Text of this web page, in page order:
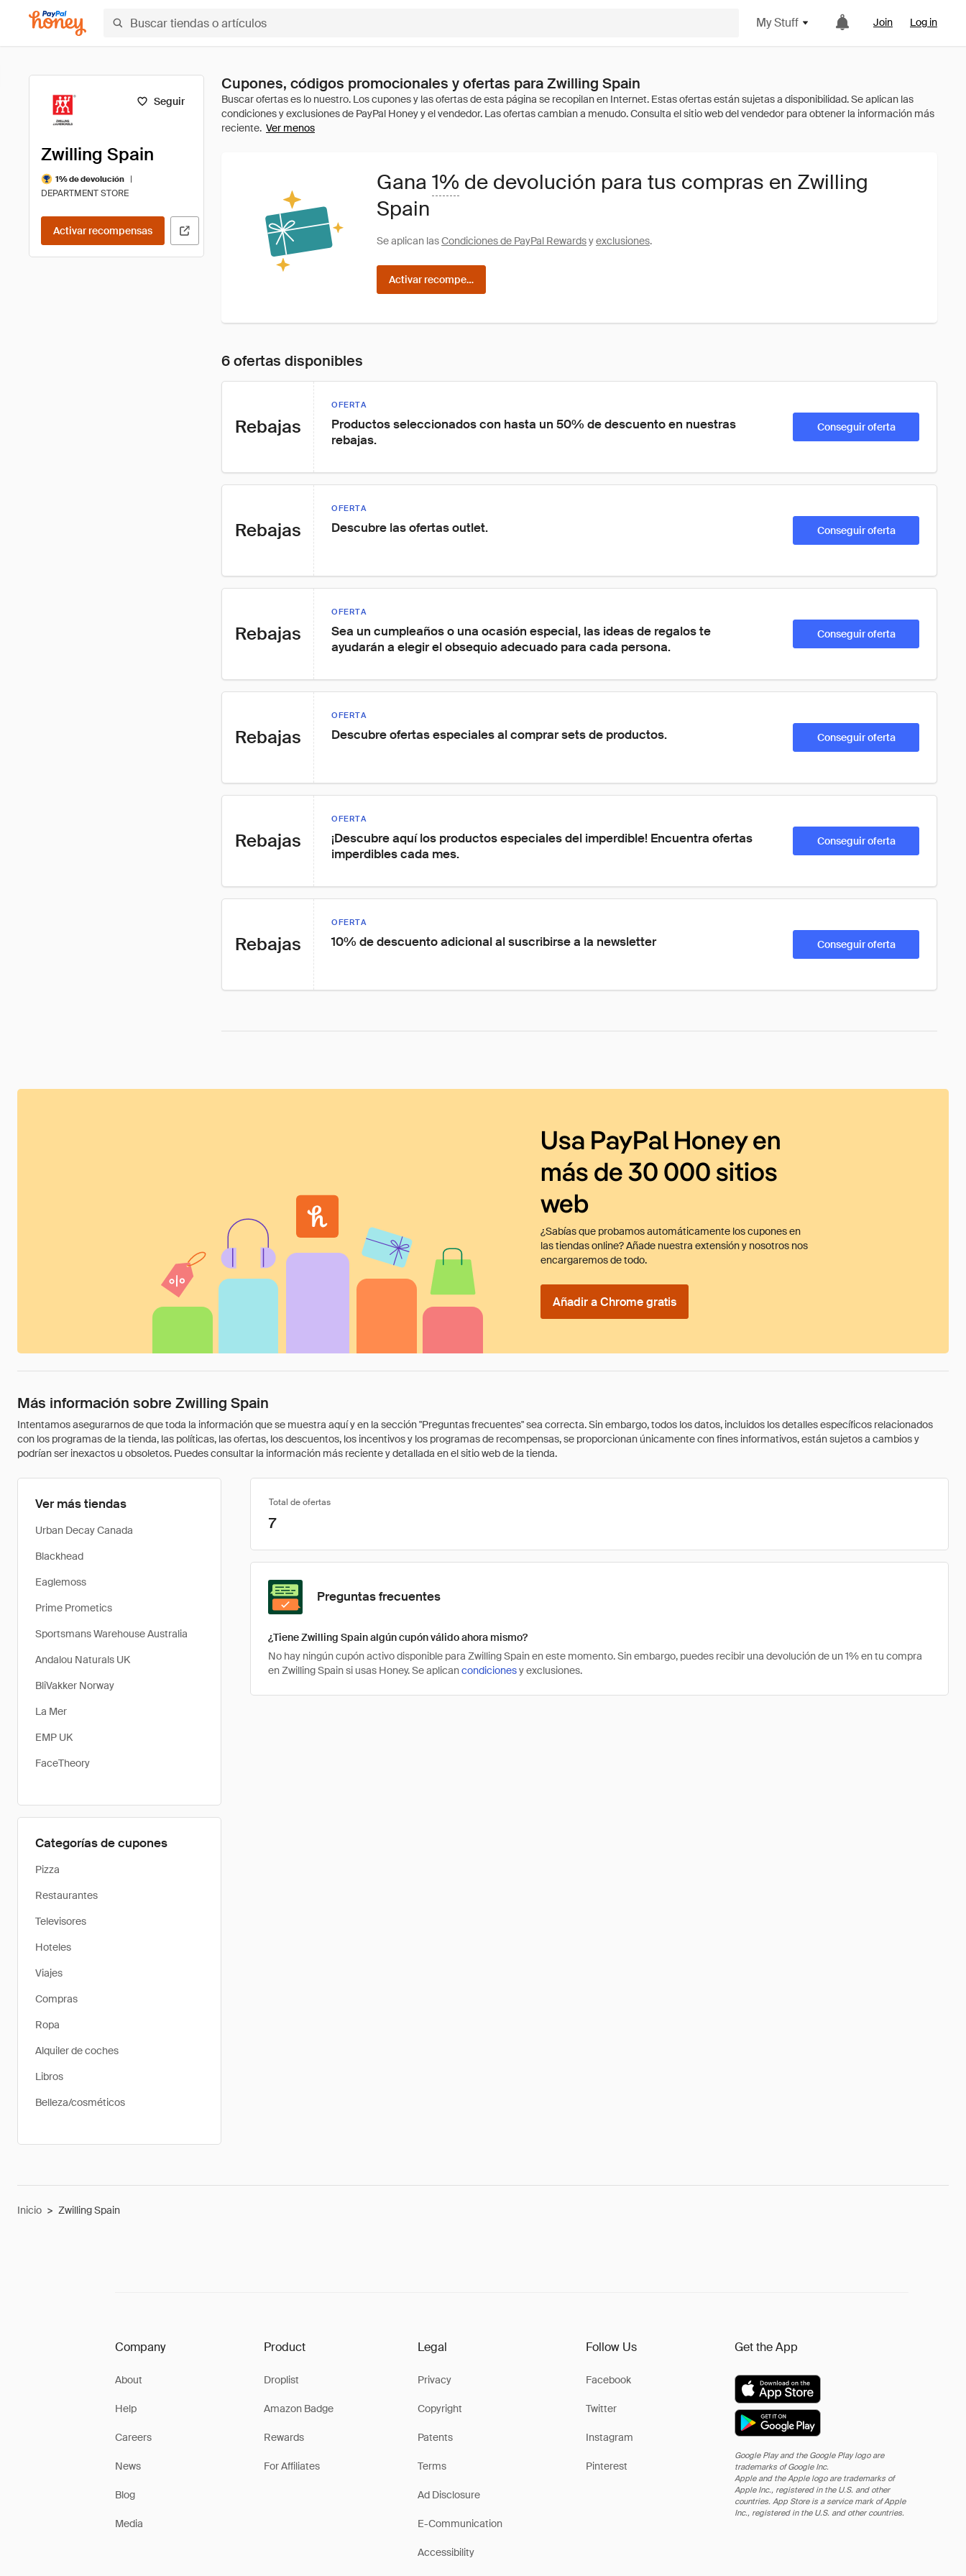
My Stuff Join Log in
Seguir
Zwilling Spain
1% de devolución
|
DEPARTMENT STORE
Activar recompensas
Cupones, códigos promocionales y ofertas para Zwilling Spain
Ver menos
Gana 1% de devolución para tus compras en Zwilling
Spain
Se aplican lasCondiciones de PayPal Rewardsyexclusiones.
Activar recompensas
6 ofertas disponibles
Rebajas
OFERTA
Productos seleccionados con hasta un 50% de descuento en nuestras
rebajas.
Conseguir oferta
Rebajas
OFERTA
Descubre las ofertas outlet. Conseguir oferta
Rebajas
OFERTA
Sea un cumpleaños o una ocasión especial, las ideas de regalos te
ayudarán a elegir el obsequio adecuado para cada persona.
Conseguir oferta
Rebajas
OFERTA
Descubre ofertas especiales al comprar sets de productos. Conseguir oferta
Rebajas
OFERTA
¡Descubre aquí los productos especiales del imperdible! Encuentra ofertas
imperdibles cada mes.
Conseguir oferta
Rebajas
OFERTA
10% de descuento adicional al suscribirse a la newsletter Conseguir oferta
Usa PayPal Honey en
más de 30 000 sitios
web
¿Sabías que probamos automáticamente los cupones en
las tiendas online? Añade nuestra extensión y nosotros nos
encargaremos de todo.
Añadir a Chrome gratis
Más información sobre Zwilling Spain
Intentamos asegurarnos de que toda la información que se muestra aquí y en la sección "Preguntas frecuentes" sea correcta. Sin embargo, todos los datos, incluidos los detalles específicos relacionados
con los programas de la tienda, las políticas, las ofertas, los descuentos, los incentivos y los programas de recompensas, se proporcionan únicamente con fines informativos, están sujetos a cambios y
podrían ser inexactos u obsoletos. Puedes consultar la información más reciente y detallada en el sitio web de la tienda.
Ver más tiendas
Urban Decay Canada
Blackhead
Eaglemoss
Prime Prometics
Sportsmans Warehouse Australia
Andalou Naturals UK
BliVakker Norway
La Mer
EMP UK
FaceTheory
Categorías de cupones
Pizza
Restaurantes
Televisores
Hoteles
Viajes
Compras
Ropa
Alquiler de coches
Libros
Belleza/cosméticos
Total de ofertas
7
Preguntas frecuentes
¿Tiene Zwilling Spain algún cupón válido ahora mismo?
No hay ningún cupón activo disponible para Zwilling Spain en este momento. Sin embargo, puedes recibir una devolución de un 1% en tu compra
en Zwilling Spain si usas Honey. Se aplicancondicionesy exclusiones.
Inicio > Zwilling Spain
Company
About
Help
Careers
News
Blog
Media
Product
Droplist
Amazon Badge
Rewards
For Affiliates
Legal
Privacy
Copyright
Patents
Terms
Ad Disclosure
E-Communication
Accessibility
Follow Us
Facebook
Twitter
Instagram
Pinterest
Get the App
Google Play and the Google Play logo are
trademarks of Google Inc.
Apple and the Apple logo are trademarks of
Apple Inc., registered in the U.S. and other
countries. App Store is a service mark of Apple
Inc., registered in the U.S. and other countries.